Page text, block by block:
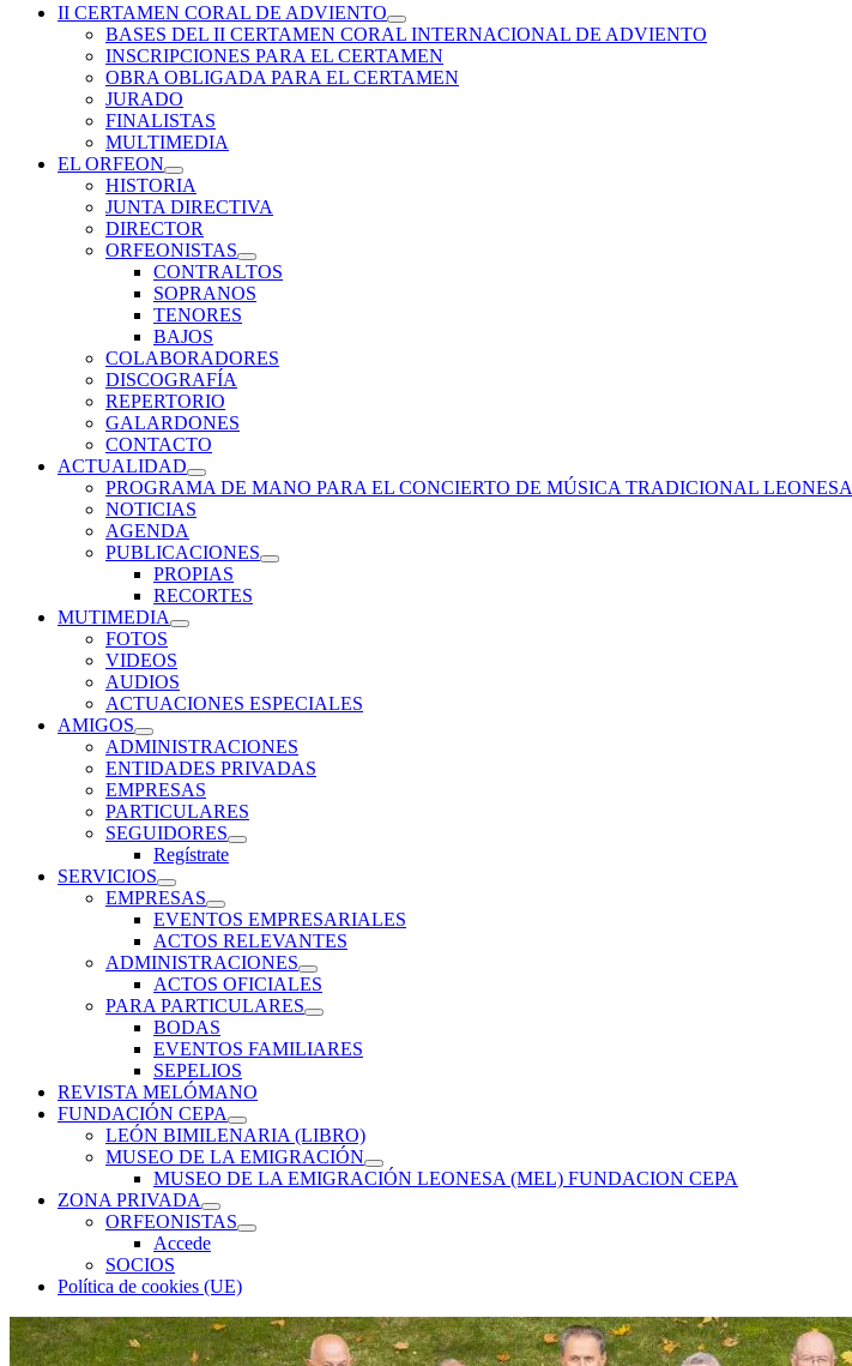
II CERTAMEN CORAL DE ADVIENTO
expande
el
menú
inferior
BASES DEL II CERTAMEN CORAL INTERNACIONAL DE ADVIENTO
INSCRIPCIONES PARA EL CERTAMEN
OBRA OBLIGADA PARA EL CERTAMEN
JURADO
FINALISTAS
MULTIMEDIA
EL ORFEON
expande
el
menú
inferior
HISTORIA
JUNTA DIRECTIVA
DIRECTOR
ORFEONISTAS
expande
el
menú
CONTRALTOS
SOPRANOS
TENORES
BAJOS
COLABORADORES
DISCOGRAFÍA
REPERTORIO
GALARDONES
CONTACTO
ACTUALIDAD
expande
el
menú
PROGRAMA DE MANO PARA EL CONCIERTO DE MÚSICA TRADICIONAL LEONESA
NOTICIAS
AGENDA
PUBLICACIONES
expande
PROPIAS
RECORTES
MUTIMEDIA
expande
FOTOS
VIDEOS
AUDIOS
ACTUACIONES ESPECIALES
AMIGOS
expande
el
menú
inferior
ADMINISTRACIONES
ENTIDADES PRIVADAS
EMPRESAS
PARTICULARES
SEGUIDORES
expande
Regístrate
SERVICIOS
expande
el
menú
inferior
EMPRESAS
expande
el
menú
inferior
EVENTOS EMPRESARIALES
ACTOS RELEVANTES
ADMINISTRACIONES
expande
el
menú
ACTOS OFICIALES
PARA PARTICULARES
expande
menú
BODAS
EVENTOS FAMILIARES
SEPELIOS
REVISTA MELÓMANO
FUNDACIÓN CEPA
expande
el
menú
inferior
LEÓN BIMILENARIA (LIBRO)
MUSEO DE LA EMIGRACIÓN
expande
el
MUSEO DE LA EMIGRACIÓN LEONESA (MEL) FUNDACION CEPA
ZONA PRIVADA
expande
el
menú
ORFEONISTAS
expande
Accede
SOCIOS
Política de cookies (UE)